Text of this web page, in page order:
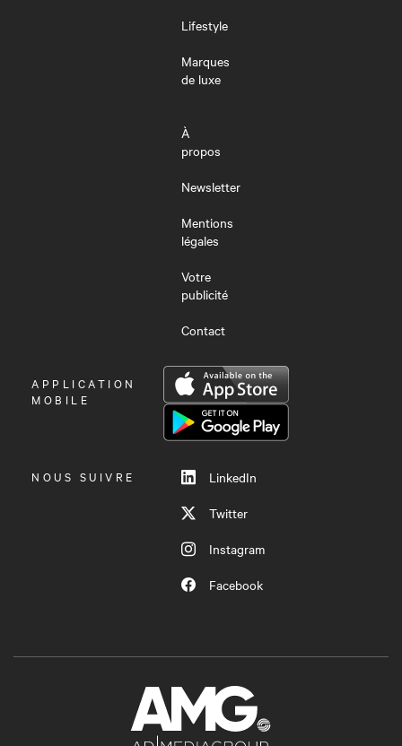
Lifestyle
Marques
de luxe
À
propos
Newsletter
Mentions
légales
Votre
publicité
Contact
OUVRIR
LE
APPLICATION
MOBILE
NOUS SUIVRE
LinkedIn
Twitter
Instagram
Facebook